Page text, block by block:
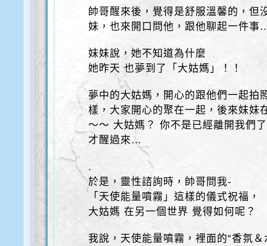
帥哥醒來後，覺得是舒服溫馨的，但
妹，也來開口問他，跟他聊起一件
妹妹說，她不知道為什麼
她昨天 也夢到了「大姑媽」！！
夢中的大姑媽，開心的跟他們一起拍
樣，大家開心的聚在一起，後來妹妹
～～ 大姑媽？ 你不是已經離開我們
才醒過來…
.
於是，靈性諮詢時，帥哥問我-
「天使能量噴霧」這樣的儀式祝福，
大姑媽 在另一個世界 覺得如何呢？
我說，天使能量噴霧，裡面的“香氛